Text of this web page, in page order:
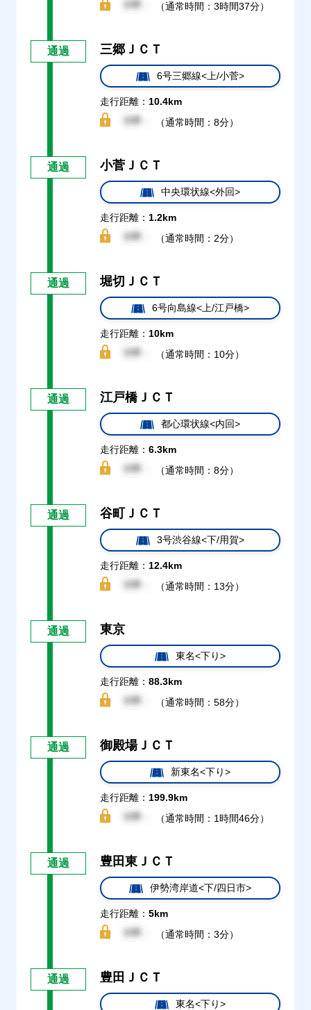
（通常時間：3時間37分）
通過 三郷ＪＣＴ
6号三郷線<上/小菅>
走行距離： 10.4km
（通常時間：8分）
通過 小菅ＪＣＴ
中央環状線<外回>
走行距離： 1.2km
（通常時間：2分）
通過 堀切ＪＣＴ
6号向島線<上/江戸橋>
走行距離： 10km
（通常時間：10分）
通過 江戸橋ＪＣＴ
都心環状線<内回>
走行距離： 6.3km
（通常時間：8分）
通過 谷町ＪＣＴ
3号渋谷線<下/用賀>
走行距離： 12.4km
（通常時間：13分）
通過 東京
東名<下り>
走行距離： 88.3km
（通常時間：58分）
通過 御殿場ＪＣＴ
新東名<下り>
走行距離： 199.9km
（通常時間：1時間46分）
通過 豊田東ＪＣＴ
伊勢湾岸道<下/四日市>
走行距離： 5km
（通常時間：3分）
通過 豊田ＪＣＴ
東名<下り>